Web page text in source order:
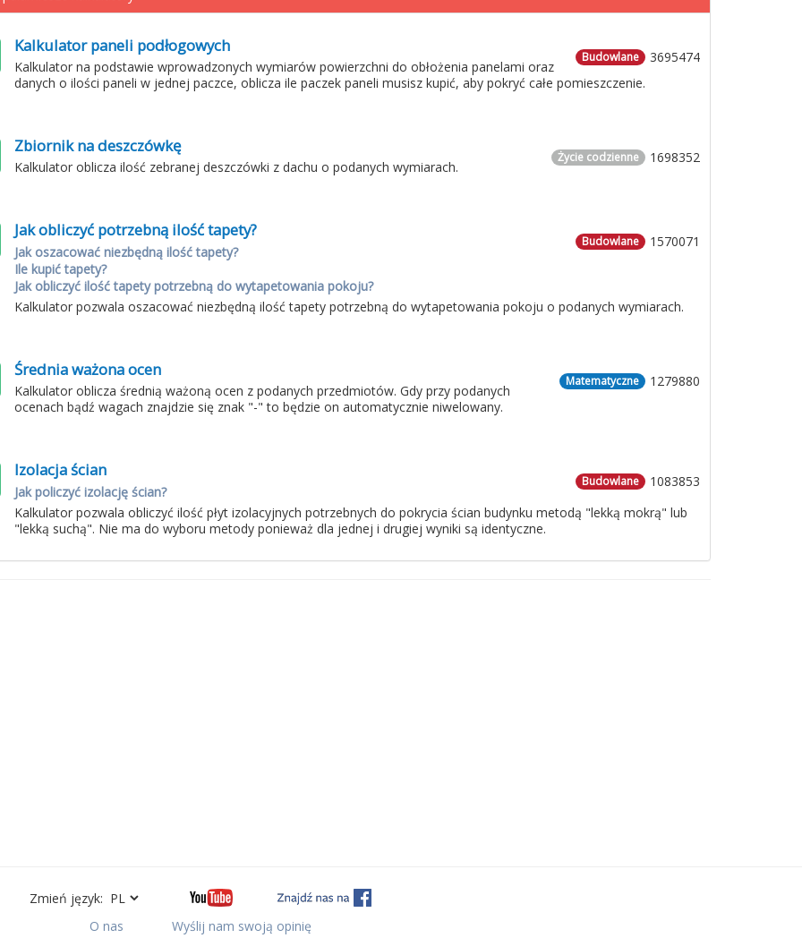
3695474
Budowlane
Kalkulator paneli podłogowych
Kalkulator na podstawie wprowadzonych wymiarów powierzchni do obłożenia panelami oraz
danych o ilości paneli w jednej paczce, oblicza ile paczek paneli musisz kupić, aby pokryć całe pomieszczenie.
1698352
Życie codzienne
Zbiornik na deszczówkę
Kalkulator oblicza ilość zebranej deszczówki z dachu o podanych wymiarach.
1570071
Budowlane
Jak obliczyć potrzebną ilość tapety?
Jak oszacować niezbędną ilość tapety?
Ile kupić tapety?
Jak obliczyć ilość tapety potrzebną do wytapetowania pokoju?
Kalkulator pozwala oszacować niezbędną ilość tapety potrzebną do wytapetowania pokoju o podanych wymiarach.
1279880
Matematyczne
Średnia ważona ocen
Kalkulator oblicza średnią ważoną ocen z podanych przedmiotów. Gdy przy podanych
ocenach bądź wagach znajdzie się znak "-" to będzie on automatycznie niwelowany.
1083853
Budowlane
Izolacja ścian
Jak policzyć izolację ścian?
Kalkulator pozwala obliczyć ilość płyt izolacyjnych potrzebnych do pokrycia ścian budynku metodą "lekką mokrą" lub
"lekką suchą". Nie ma do wyboru metody ponieważ dla jednej i drugiej wyniki są identyczne.
Zmień język:
O nas
Wyślij nam swoją opinię